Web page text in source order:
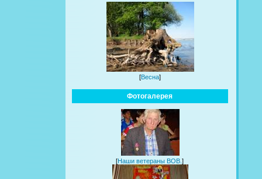
[Весна]
Фотогалерея
[Наши ветераны ВОВ.]